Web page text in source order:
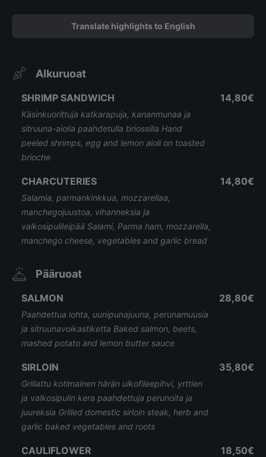
Translate highlights to English
Alkuruoat
SHRIMP SANDWICH
Käsinkuorittuja katkarapuja, kananmunaa ja
sitruuna-aiolia paahdetulla briossilla Hand
peeled shrimps, egg and lemon aioli on toasted
brioche
14,80€
CHARCUTERIES
Salamia, parmankinkkua, mozzarellaa,
manchegojuustoa, vihanneksia ja
valkosipulileipää Salami, Parma ham, mozzarella,
manchego cheese, vegetables and garlic bread
14,80€
Pääruoat
SALMON
Paahdettua lohta, uunipunajuuria, perunamuusia
ja sitruunavoikastiketta Baked salmon, beets,
mashed potato and lemon butter sauce
28,80€
SIRLOIN
Grillattu kotimainen härän ulkofileepihvi, yrttien
ja valkosipulin kera paahdettuja perunoita ja
juureksia Grilled domestic sirloin steak, herb and
garlic baked vegetables and roots
35,80€
CAULIFLOWER 18,50€